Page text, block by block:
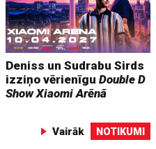
Deniss un Sudrabu Sirds
izziņo vērienīguDouble D
Show Xiaomi Arēnā
Vairāk NOTIKUMI